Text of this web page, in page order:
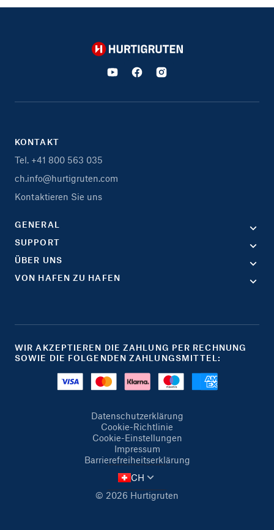
Hurtigruten
KONTAKT
Tel. +41 800 563 035
ch.info@hurtigruten.com
Kontaktieren Sie uns
GENERAL
SUPPORT
ÜBER UNS
VON HAFEN ZU HAFEN
WIR AKZEPTIEREN DIE ZAHLUNG PER RECHNUNG
SOWIE DIE FOLGENDEN ZAHLUNGSMITTEL:
Datenschutzerklärung
Cookie-Richtlinie
Cookie-Einstellungen
Impressum
Barrierefreiheitserklärung
© 2026 Hurtigruten
CH